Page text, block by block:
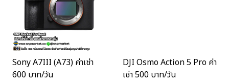
Sony A7III (A73) ค่าเช่า
600 บาท/วัน
DJI Osmo Action 5 Pro ค่า
เช่า 500 บาท/วัน